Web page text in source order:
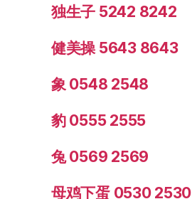
独生子 5242 8242
健美操 5643 8643
象 0548 2548
豹 0555 2555
兔 0569 2569
母鸡下蛋 0530 2530